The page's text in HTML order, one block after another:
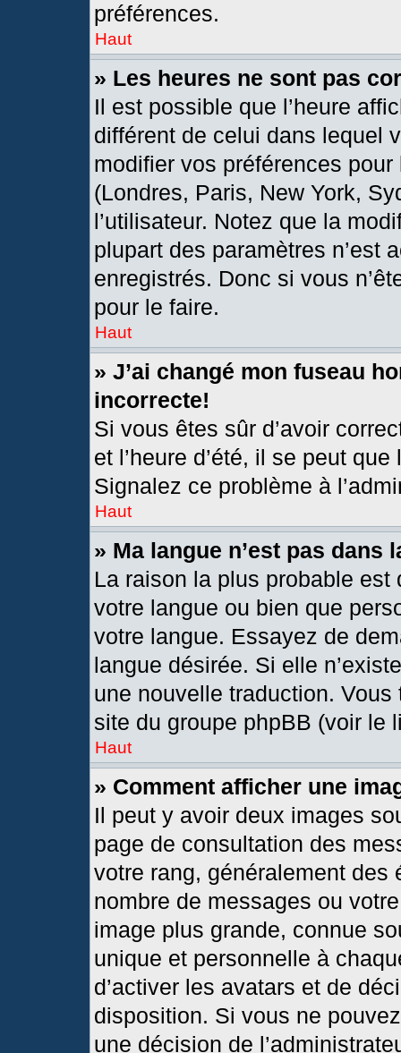
préférences.
Haut
» Les heures ne sont pas
Il est possible que l’heure
différent de celui dans lequel
modifier vos préférences
(Londres, Paris, New York,
l’utilisateur. Notez que la
plupart des paramètres n’est
enregistrés. Donc si vous
pour le faire.
Haut
» J’ai changé mon fuseau
incorrecte!
Si vous êtes sûr d’avoir
et l’heure d’été, il se peut
Signalez ce problème à
Haut
» Ma langue n’est pas dans
La raison la plus probable est
votre langue ou bien que
votre langue. Essayez de
langue désirée. Si elle
une nouvelle traduction.
site du groupe phpBB (voir le
Haut
» Comment afficher une
Il peut y avoir deux images
page de consultation des
votre rang, généralement
nombre de messages ou
image plus grande, connue
unique et personnelle à
d’activer les avatars et de
disposition. Si vous ne
une décision de